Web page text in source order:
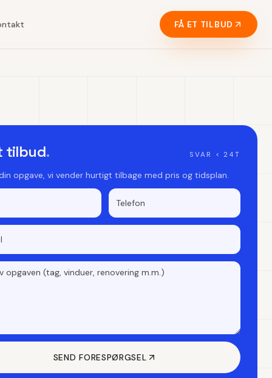
FÅ ET TILBUD
tilbud. SVAR < 24T
opgave, vi vender hurtigt tilbage med pris og tidsplan.
SEND FORESPØRGSEL